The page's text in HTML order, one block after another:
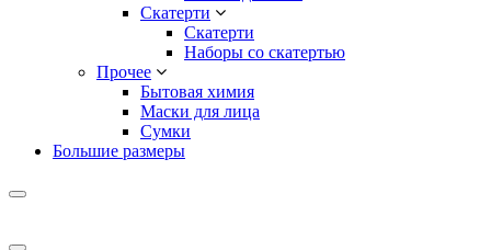
Скатерти
Скатерти
Наборы со скатертью
Прочее
Бытовая химия
Маски для лица
Сумки
Большие размеры